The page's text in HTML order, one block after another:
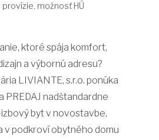
možnosť HÚ
ktoré spája komfort,
a výbornú adresu?
LIVIANTE, s.r.o. ponúka
PREDAJ nadštandardne
byt v novostavbe,
v podkroví obytného domu